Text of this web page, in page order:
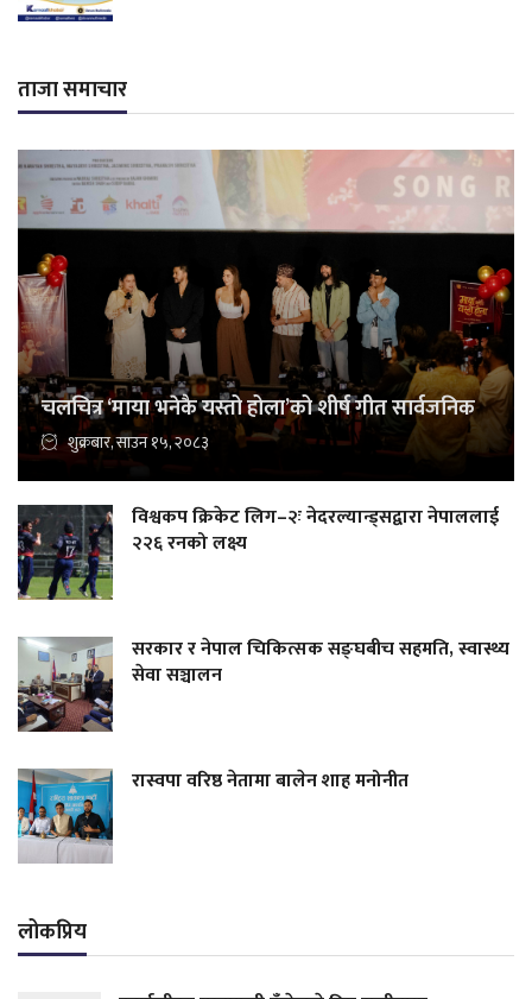
ताजा समाचार
चलचित्र ‘माया भनेकै यस्तो होला’को शीर्ष गीत सार्वजनिक
शुक्रबार, साउन १५, २०८३
विश्वकप क्रिकेट लिग–२ः नेदरल्यान्ड्सद्वारा नेपाललाई
२२६ रनको लक्ष्य
सरकार र नेपाल चिकित्सक सङ्घबीच सहमति, स्वास्थ्य
सेवा सञ्चालन
रास्वपा वरिष्ठ नेतामा बालेन शाह मनोनीत
लोकप्रिय